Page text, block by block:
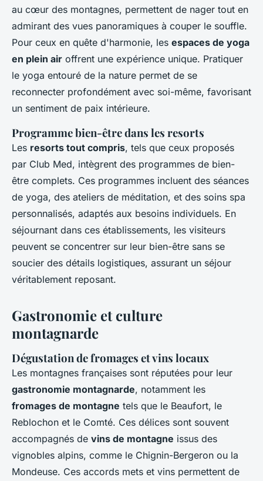
au cœur des montagnes, permettent de nager tout en
admirant des vues panoramiques à couper le souffle.
Pour ceux en quête d'harmonie, les espaces de yoga
en plein air offrent une expérience unique. Pratiquer
le yoga entouré de la nature permet de se
reconnecter profondément avec soi-même, favorisant
un sentiment de paix intérieure.
Programme bien-être dans les resorts
Les resorts tout compris, tels que ceux proposés
par Club Med, intègrent des programmes de bien-
être complets. Ces programmes incluent des séances
de yoga, des ateliers de méditation, et des soins spa
personnalisés, adaptés aux besoins individuels. En
séjournant dans ces établissements, les visiteurs
peuvent se concentrer sur leur bien-être sans se
soucier des détails logistiques, assurant un séjour
véritablement reposant.
Gastronomie et culture
montagnarde
Dégustation de fromages et vins locaux
Les montagnes françaises sont réputées pour leur
gastronomie montagnarde, notamment les
fromages de montagne tels que le Beaufort, le
Reblochon et le Comté. Ces délices sont souvent
accompagnés de vins de montagne issus des
vignobles alpins, comme le Chignin-Bergeron ou la
Mondeuse. Ces accords mets et vins permettent de